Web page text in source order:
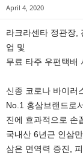
April 4, 2020
라크라센타 정관장,
업 및
무료 타주 우편택배
신종 코로나 바이러
No.1 홍삼브랜드로
진에 효과적으로 손
국내산 6년근 인삼
삼은 면역력 증진,